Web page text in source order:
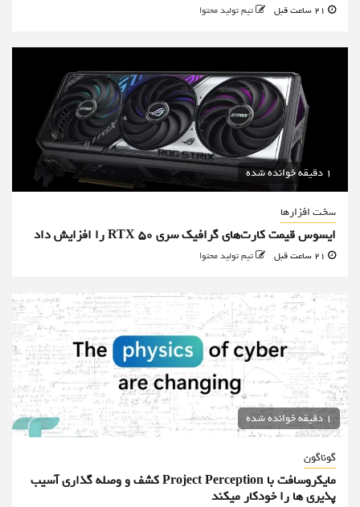
تیم تولید محتوا
1 دقیقه خوانده شده
سخت افزارها
ایسوس قیمت کارت‌های گرافیک سری RTX 50 را افزایش داد
تیم تولید محتوا
1 دقیقه خوانده شده
گوناگون
مایکروسافت با Project Perception کشف و وصله گذاری آسیب
پذیری ها را خودکار میکند